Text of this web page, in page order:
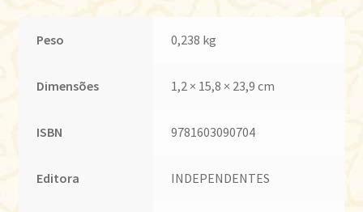
Peso 0,238 kg
Dimensões 1,2 × 15,8 × 23,9 cm
ISBN 9781603090704
Editora INDEPENDENTES